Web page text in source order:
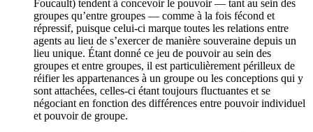
Foucault) tendent à concevoir le pouvoir — tant au sein des
groupes qu’entre groupes — comme à la fois fécond et
répressif, puisque celui-ci marque toutes les relations entre
agents au lieu de s’exercer de manière souveraine depuis un
lieu unique. Étant donné ce jeu de pouvoir au sein des
groupes et entre groupes, il est particulièrement périlleux de
réifier les appartenances à un groupe ou les conceptions qui y
sont attachées, celles-ci étant toujours fluctuantes et se
négociant en fonction des différences entre pouvoir individuel
et pouvoir de groupe.